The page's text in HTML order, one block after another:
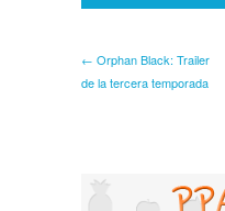
← Orphan Black: Trailer
de la tercera temporada